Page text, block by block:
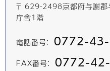
〒 629-2498京都府与謝
庁舎1階
電話番号： 0772-
FAX番号： 0772-